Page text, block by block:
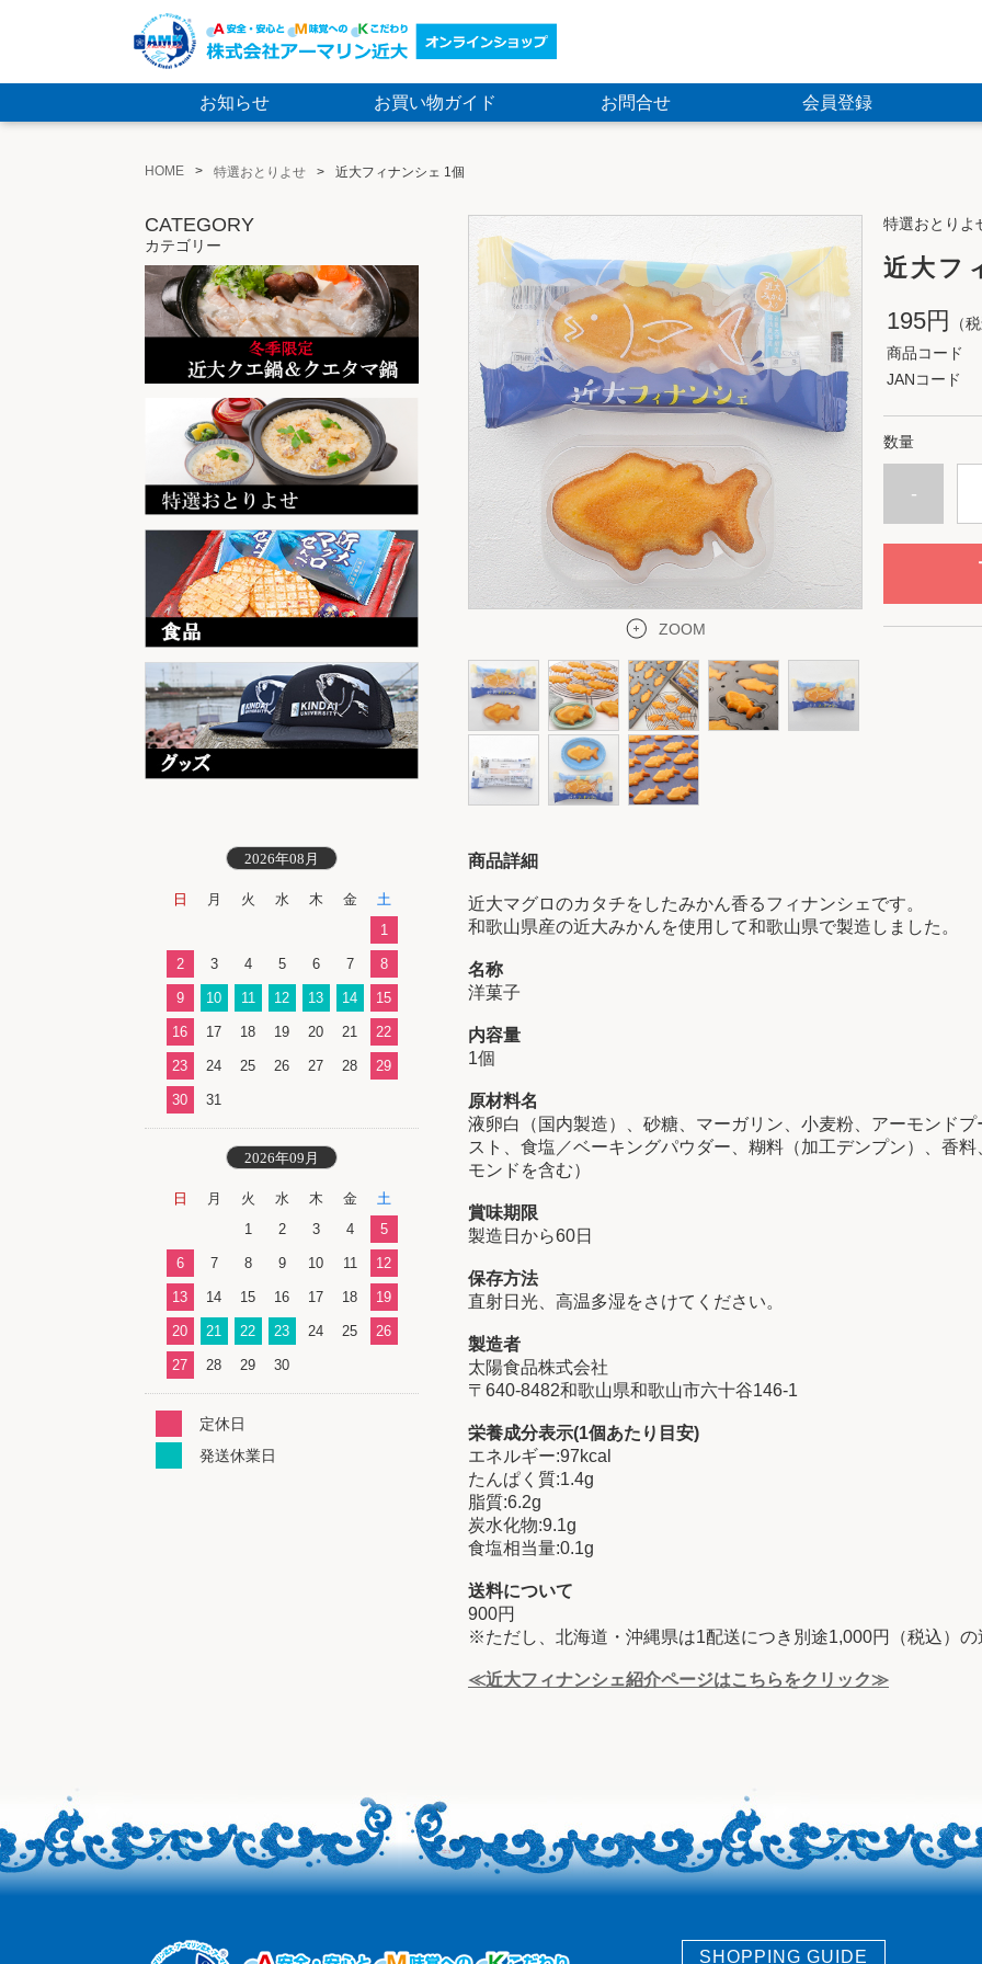
お知らせ お買い物ガイド お問合せ 会員登録
HOME 特選おとりよせ 近大フィナンシェ 1個
ZOOM
特選おとりよ
近大フ
195円
（
商品コード
JANコード
数量
-
商品詳細
近大マグロのカタチをしたみかん香るフィナンシェです。
和歌山県産の近大みかんを使用して和歌山県で製造しました。
名称
洋菓子
内容量
1個
原材料名
液卵白（国内製造）、砂糖、マーガリン、小麦粉、アーモンド
スト、食塩／ベーキングパウダー、糊料（加工デンプン）、香
モンドを含む）
賞味期限
製造日から60日
保存方法
直射日光、高温多湿をさけてください。
製造者
太陽食品株式会社
〒640-8482和歌山県和歌山市六十谷146-1
栄養成分表示(1個あたり目安)
エネルギー:97kcal
たんぱく質:1.4g
脂質:6.2g
炭水化物:9.1g
食塩相当量:0.1g
送料について
900円
※ただし、北海道・沖縄県は1配送につき別途1,000円（税込）の
≪近大フィナンシェ紹介ページはこちらをクリック≫
CATEGORY
カテゴリー
2026年08月
日 月 火 水 木 金
土
1
2 3 4 5 6 7 8
9 10 11 12 13 14 15
16 17 18 19 20 21 22
23 24 25 26 27 28 29
30 31
2026年09月
日 月 火 水 木 金
土
1
2 3 4 5
6 7 8 9 10 11 12
13 14 15 16 17 18 19
20 21 22 23 24 25 26
27 28 29 30
定休日
発送休業日
SHOPPING GUIDE